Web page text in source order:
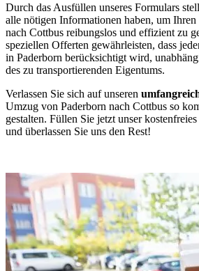
Durch das Ausfüllen unseres Formulars
alle nötigen Informationen haben, um
nach Cottbus reibungslos und effizient zu
speziellen Offerten gewährleisten, dass
in Paderborn berücksichtigt wird,
des zu transportierenden Eigentums.
Verlassen Sie sich auf unseren
Umzug von Paderborn nach Cottbus so
gestalten. Füllen Sie jetzt unser
und überlassen Sie uns den Rest!